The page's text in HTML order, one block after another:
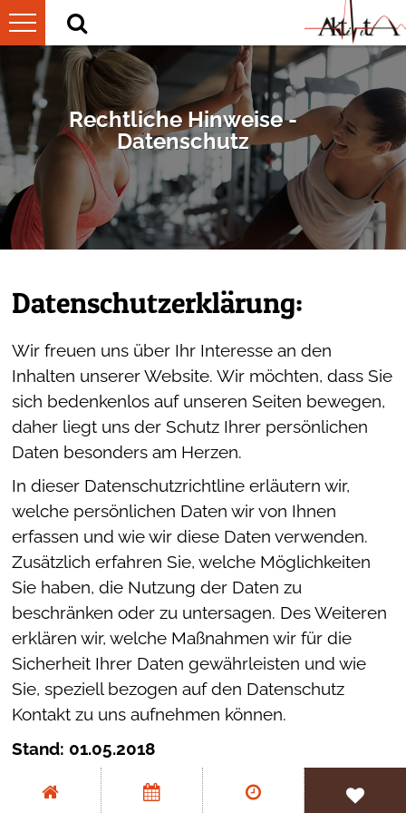
TRAINING & WELLNESS
Figur- und Muskeltraining
Abnehmen und Ernährung
Rücken und Gelenke
Gesundheit und Wellness
Beckenboden-Training
INFORMATIONEN
Philosophie
Öffnungszeiten & mehr
Team
Infotermin
Kontakt & Anfahrt
Karriere
Wir investieren für euch
Partner & Kooperationen
KURSPLAN
Kurse heute
Kursübersicht
MITGLIED WERDEN
Adressinfos werden
geladen...
Rechtliche Hinweise -
Datenschutz
Datenschutzerklärung:
Wir freuen uns über Ihr Interesse an den
Inhalten unserer Website. Wir möchten, dass Sie
sich bedenkenlos auf unseren Seiten bewegen,
daher liegt uns der Schutz Ihrer persönlichen
Daten besonders am Herzen.
In dieser Datenschutzrichtline erläutern wir,
welche persönlichen Daten wir von Ihnen
erfassen und wie wir diese Daten verwenden.
Zusätzlich erfahren Sie, welche Möglichkeiten
Sie haben, die Nutzung der Daten zu
beschränken oder zu untersagen. Des Weiteren
erklären wir, welche Maßnahmen wir für die
Sicherheit Ihrer Daten gewährleisten und wie
Sie, speziell bezogen auf den Datenschutz
Kontakt zu uns aufnehmen können.
Stand: 01.05.2018
Grundsätzliche Angaben zur